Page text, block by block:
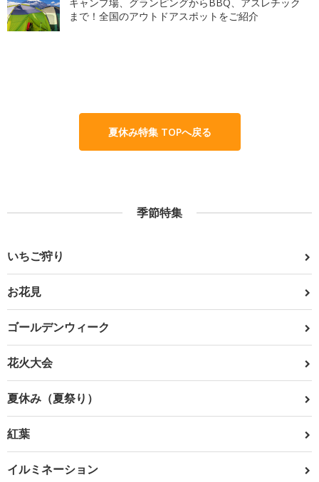
まで！全国のアウトドアスポットをご紹介
夏休み特集 TOPへ戻る
季節特集
いちご狩り
お花見
ゴールデンウィーク
花火大会
夏休み（夏祭り）
紅葉
イルミネーション